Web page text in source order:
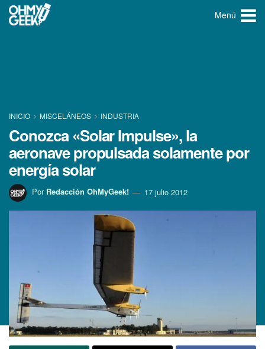
Menú
INICIO MISCELÁNEOS INDUSTRIA
Conozca «Solar Impulse», la
aeronave propulsada solamente por
energí­a solar
Por Redacción OhMyGeek! 17 julio 2012